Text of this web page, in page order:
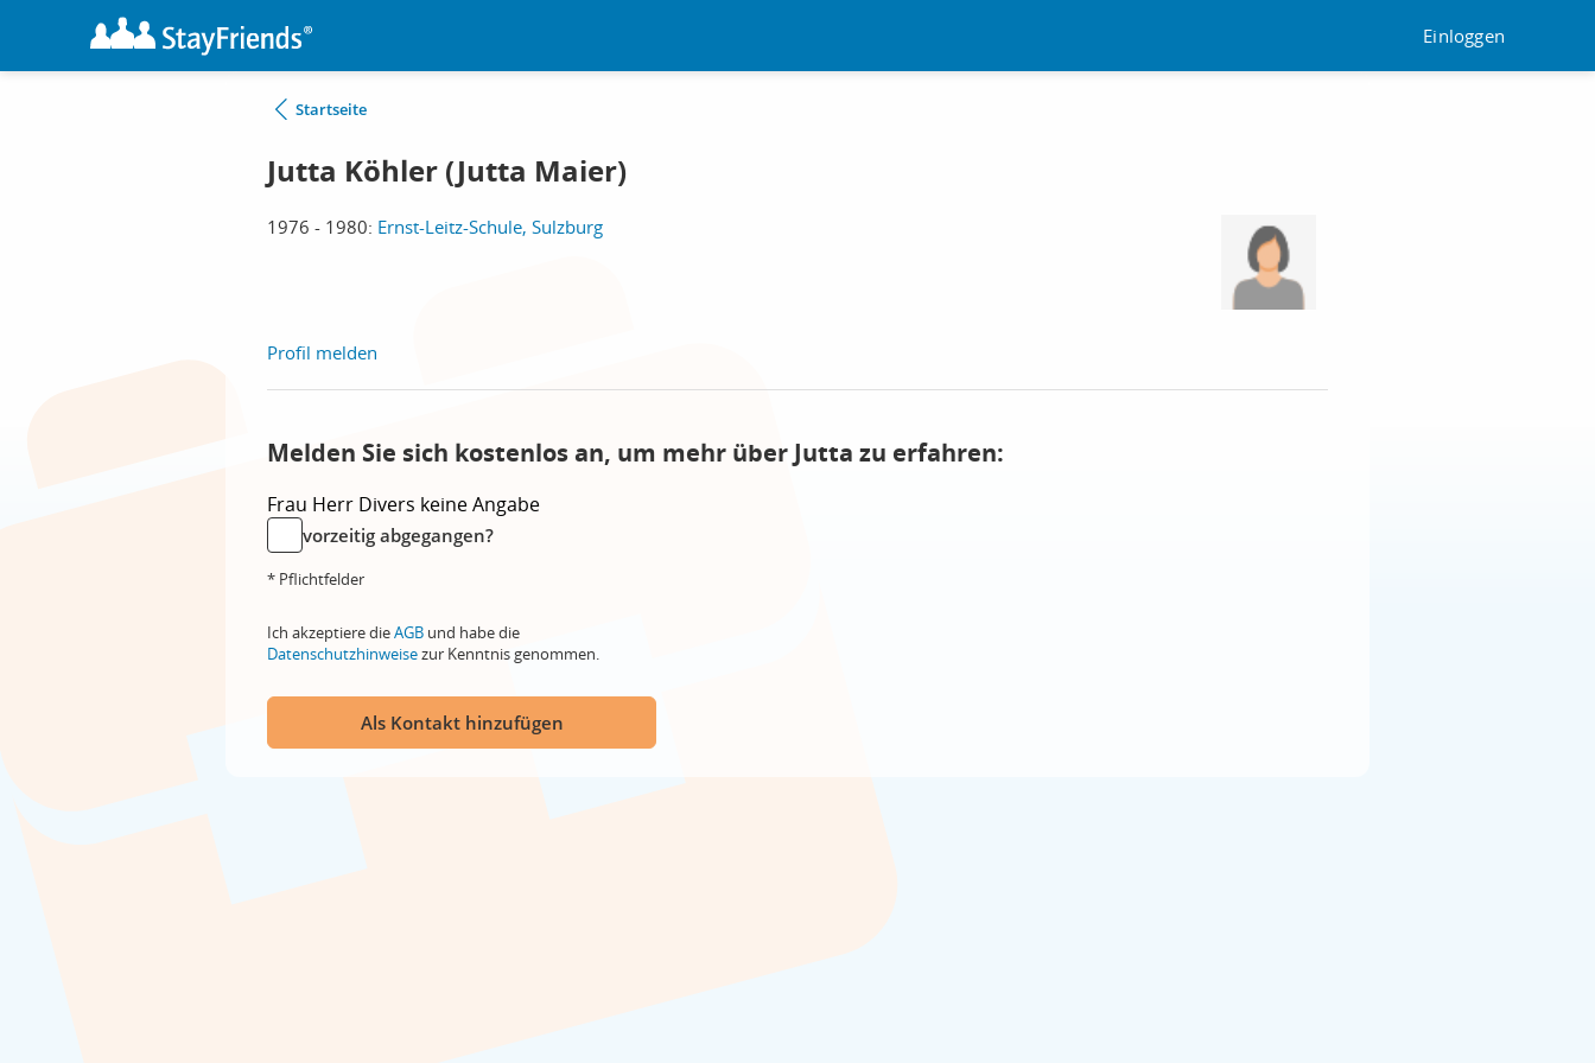
Einloggen
Startseite
Jutta Köhler (Jutta Maier)
1976 - 1980: Ernst-Leitz-Schule, Sulzburg
Profil melden
Melden Sie sich kostenlos an, um mehr über Jutta zu erfahren:
Frau Herr Divers keine Angabe
vorzeitig abgegangen?
* Pflichtfelder
Ich akzeptiere dieAGB und habe die
Datenschutzhinweisezur Kenntnis genommen.
Als Kontakt hinzufügen